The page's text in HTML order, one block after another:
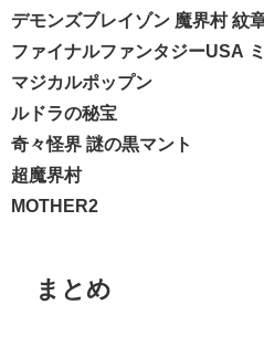
デモンズブレイゾン 魔界村 紋
ファイナルファンタジーUSA
マジカルポップン
ルドラの秘宝
奇々怪界 謎の黒マント
超魔界村
MOTHER2
まとめ